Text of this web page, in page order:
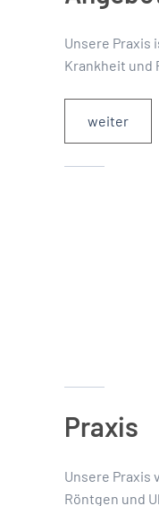
Unsere Praxis
Krankheit und
weiter
Praxis
Unsere Praxis
Röntgen und